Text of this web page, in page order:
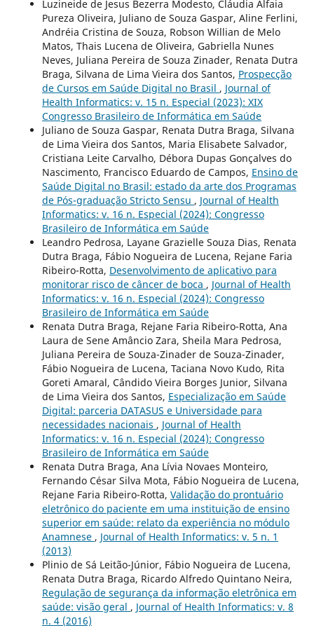
Luzineide de Jesus Bezerra Modesto, Cláudia Alfaia
Pureza Oliveira, Juliano de Souza Gaspar, Aline Ferlini,
Andréia Cristina de Souza, Robson Willian de Melo
Matos, Thais Lucena de Oliveira, Gabriella Nunes
Neves, Juliana Pereira de Souza Zinader, Renata Dutra
Braga, Silvana de Lima Vieira dos Santos, Prospecção
de Cursos em Saúde Digital no Brasil , Journal of
Health Informatics: v. 15 n. Especial (2023): XIX
Congresso Brasileiro de Informática em Saúde
Juliano de Souza Gaspar, Renata Dutra Braga, Silvana
de Lima Vieira dos Santos, Maria Elisabete Salvador,
Cristiana Leite Carvalho, Débora Dupas Gonçalves do
Nascimento, Francisco Eduardo de Campos, Ensino de
Saúde Digital no Brasil: estado da arte dos Programas
de Pós-graduação Stricto Sensu , Journal of Health
Informatics: v. 16 n. Especial (2024): Congresso
Brasileiro de Informática em Saúde
Leandro Pedrosa, Layane Grazielle Souza Dias, Renata
Dutra Braga, Fábio Nogueira de Lucena, Rejane Faria
Ribeiro-Rotta, Desenvolvimento de aplicativo para
monitorar risco de câncer de boca , Journal of Health
Informatics: v. 16 n. Especial (2024): Congresso
Brasileiro de Informática em Saúde
Renata Dutra Braga, Rejane Faria Ribeiro-Rotta, Ana
Laura de Sene Amâncio Zara, Sheila Mara Pedrosa,
Juliana Pereira de Souza-Zinader de Souza-Zinader,
Fábio Nogueira de Lucena, Taciana Novo Kudo, Rita
Goreti Amaral, Cândido Vieira Borges Junior, Silvana
de Lima Vieira dos Santos, Especialização em Saúde
Digital: parceria DATASUS e Universidade para
necessidades nacionais , Journal of Health
Informatics: v. 16 n. Especial (2024): Congresso
Brasileiro de Informática em Saúde
Renata Dutra Braga, Ana Lívia Novaes Monteiro,
Fernando César Silva Mota, Fábio Nogueira de Lucena,
Rejane Faria Ribeiro-Rotta, Validação do prontuário
eletrônico do paciente em uma instituição de ensino
superior em saúde: relato da experiência no módulo
Anamnese , Journal of Health Informatics: v. 5 n. 1
(2013)
Plinio de Sá Leitão-Júnior, Fábio Nogueira de Lucena,
Renata Dutra Braga, Ricardo Alfredo Quintano Neira,
Regulação de segurança da informação eletrônica em
saúde: visão geral , Journal of Health Informatics: v. 8
n. 4 (2016)